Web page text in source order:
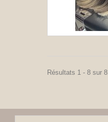
Résultats 1 - 8 sur 8.